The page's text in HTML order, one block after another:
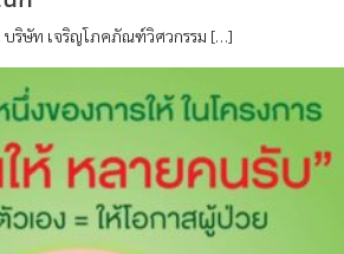
บริษัท เจริญโภคภัณฑ์วิศวกรรม […]